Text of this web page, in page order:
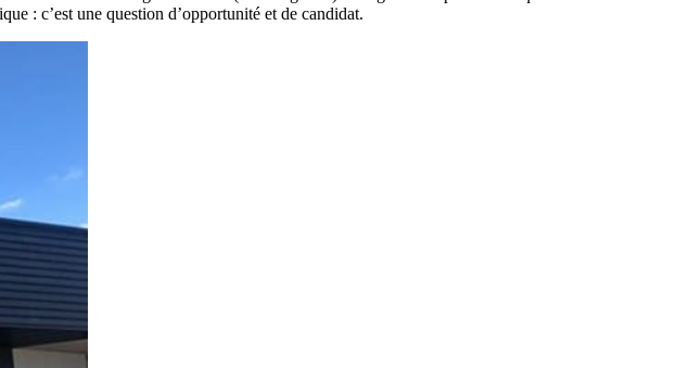
: c’est une question d’opportunité et de candidat.